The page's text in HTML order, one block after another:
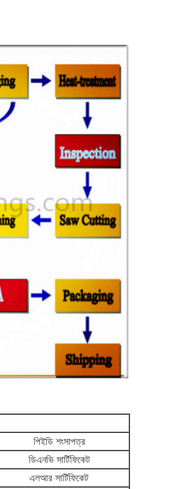
পিইডি শংসাপত্র
ডিএনভি সার্টিফিকেট
এলআর সার্টিফিকেট